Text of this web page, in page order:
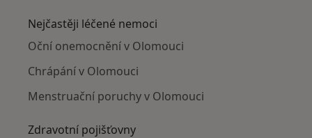
Nejčastěji léčené nemoci
Oční onemocnění v Olomouci
Chrápání v Olomouci
Menstruační poruchy v Olomouci
Zdravotní pojišťovny